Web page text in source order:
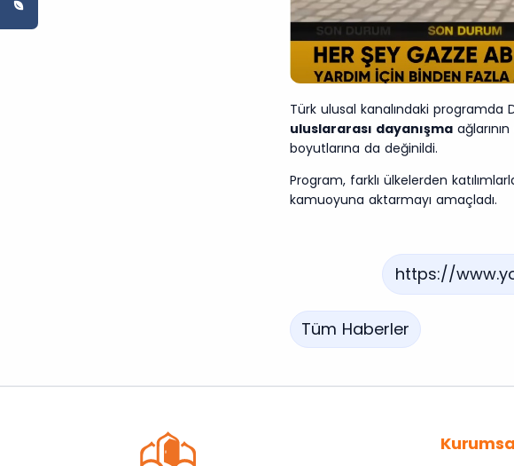
Türk ulusal kanalındaki programda
uluslararası dayanışma
boyutlarına da değinildi.
Program, farklı ülkelerden
kamuoyuna aktarmayı amaçladı.
https://
Tüm Haberler